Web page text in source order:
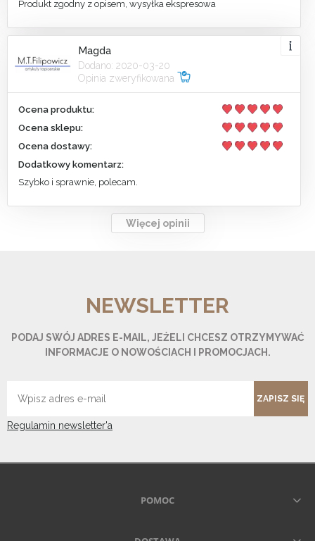
Produkt zgodny z opisem, wysyłka ekspresowa
Magda
Dodano: 2020-03-20
Opinia zweryfikowana
Ocena produktu:
Ocena sklepu:
Ocena dostawy:
Dodatkowy komentarz:
Szybko i sprawnie, polecam.
Więcej opinii
NEWSLETTER
PODAJ SWÓJ ADRES E-MAIL, JEŻELI CHCESZ OTRZYMYWAĆ
INFORMACJE O NOWOŚCIACH I PROMOCJACH.
ZAPISZ SIĘ
Regulamin newsletter'a
POMOC